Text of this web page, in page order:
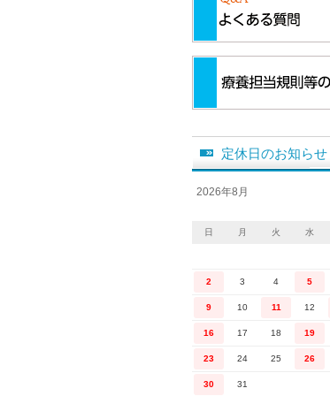
定休日のお知らせ
2026年8月
日 月 火 水
2 3 4 5
9 10 11 12
16 17 18 19
23 24 25 26
30 31